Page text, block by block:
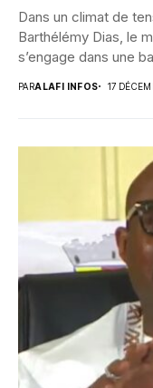
Dans un climat de
Barthélémy Dias, le
s’engage dans une
PARALAFI INFOS 17